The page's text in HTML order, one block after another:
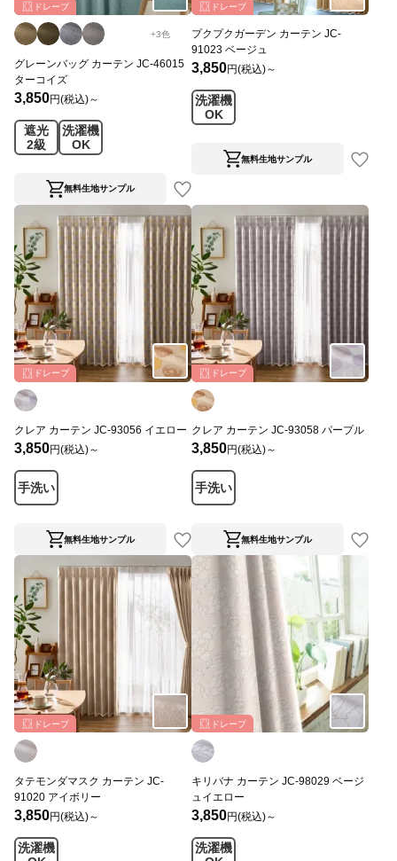
ドレープ
+3色
グレーンバッグ カーテン JC-46015
ターコイズ
3,850円(税込)～
遮光
2級
洗濯機
OK
無料生地サンプル
ドレープ
プクプクガーデン カーテン JC-
91023 ベージュ
3,850円(税込)～
洗濯機
OK
無料生地サンプル
ドレープ
クレア カーテン JC-93056 イエロー
3,850円(税込)～
手洗い
無料生地サンプル
ドレープ
クレア カーテン JC-93058 パープル
3,850円(税込)～
手洗い
無料生地サンプル
ドレープ
タテモンダマスク カーテン JC-
91020 アイボリー
3,850円(税込)～
洗濯機
ドレープ
キリバナ カーテン JC-98029 ベージ
ュイエロー
3,850円(税込)～
洗濯機